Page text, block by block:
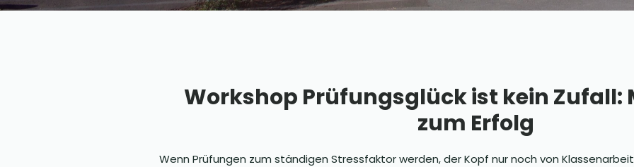
Workshop Prüfungsglück ist kein Zufall:
zum Erfolg
Wenn Prüfungen zum ständigen Stressfaktor werden, der Kopf nur noch von